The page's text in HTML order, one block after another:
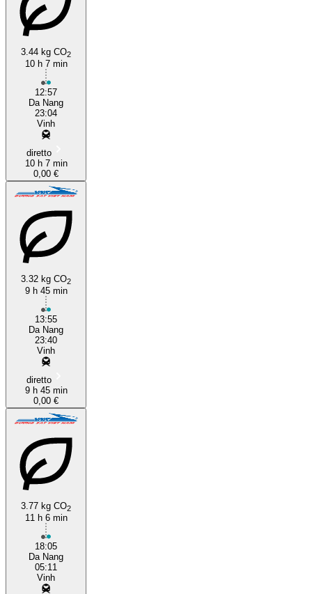
3.44 kg CO2
10 h 7 min
12:57
Da Nang
23:04
Vinh
diretto
10 h 7 min
0,00 €
3.32 kg CO2
9 h 45 min
13:55
Da Nang
23:40
Vinh
diretto
9 h 45 min
0,00 €
3.77 kg CO2
11 h 6 min
18:05
Da Nang
05:11
Vinh